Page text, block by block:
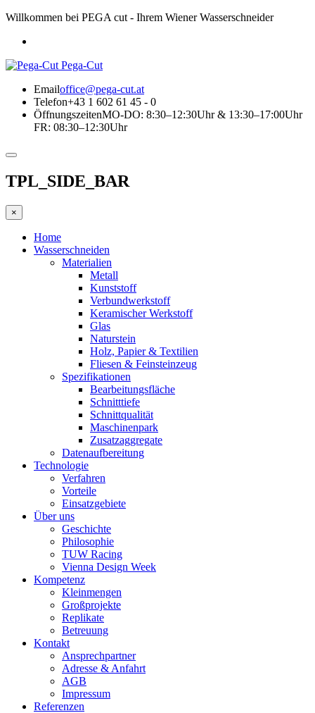
Willkommen bei PEGA cut - Ihrem Wiener Wasserschneider
Pega-Cut
Emailoffice@pega-cut.at
Telefon+43 1 602 61 45 - 0
ÖffnungszeitenMO-DO: 8:30–12:30Uhr & 13:30–17:00Uhr
FR: 08:30–12:30Uhr
TPL_SIDE_BAR
×
Home
Wasserschneiden
Materialien
Metall
Kunststoff
Verbundwerkstoff
Keramischer Werkstoff
Glas
Naturstein
Holz, Papier & Textilien
Fliesen & Feinsteinzeug
Spezifikationen
Bearbeitungsfläche
Schnitttiefe
Schnittqualität
Maschinenpark
Zusatzaggregate
Datenaufbereitung
Technologie
Verfahren
Vorteile
Einsatzgebiete
Über uns
Geschichte
Philosophie
TUW Racing
Vienna Design Week
Kompetenz
Kleinmengen
Großprojekte
Replikate
Betreuung
Kontakt
Ansprechpartner
Adresse & Anfahrt
AGB
Impressum
Referenzen